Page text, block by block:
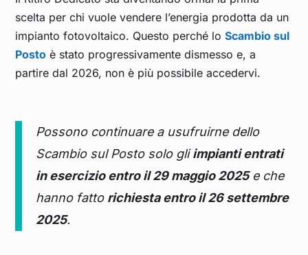
scelta per chi vuole vendere l’energia prodotta da un
impianto fotovoltaico. Questo perché loScambio sul
Posto è stato progressivamente dismesso e, a
partire dal 2026, non è più possibile accedervi.
Possono continuare a usufruirne dello
Scambio sul Posto solo gliimpianti entrati
in esercizio entro il 29 maggio 2025e che
hanno fatto richiesta entro il 26 settembre
2025.